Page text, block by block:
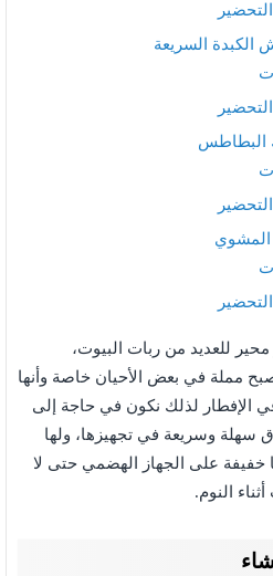
الكبدة السريعة
البطاطس
محير للعديد من ربات البيوت،
مملة في بعض الأحيان خاصة وأنها
الإفطار لذلك نكون في حاجة إلى
سهلة وسريعة في تجهيزها، ولها
خفيفة على الجهاز الهضمي حتى لا
النوم.